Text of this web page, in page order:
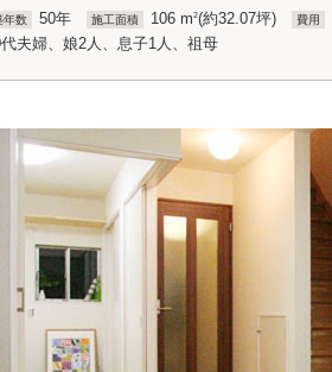
年数 50年 施工面積 106 m2(約32.07坪) 費用
夫婦、娘2人、息子1人、祖母